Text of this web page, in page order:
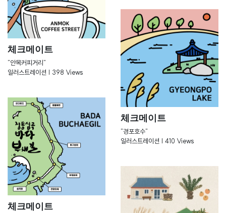
체크메이트
"안목커피거리"
일러스트레이션 | 398 Views
체크메이트
체크메이트
"경포호수"
일러스트레이션 | 410 Views